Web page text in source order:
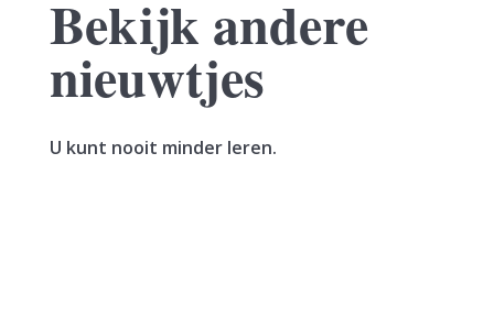
Bekijk andere
nieuwtjes
U kunt nooit minder leren.